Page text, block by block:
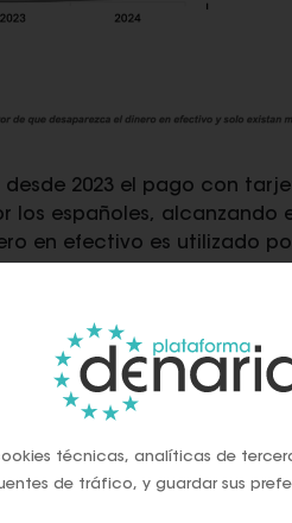
2023 el pago con
españoles, alcanzando
en efectivo es utilizado
en hogares con
de personas.
técnicas, analíticas de
de tráfico, y guardar sus